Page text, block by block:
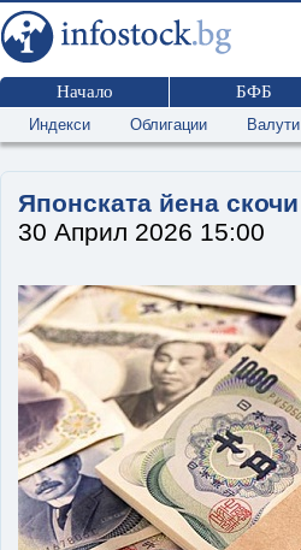
Начало БФБ
Индекси Облигации Валути
Японската йена скочи
30 Април 2026 15:00